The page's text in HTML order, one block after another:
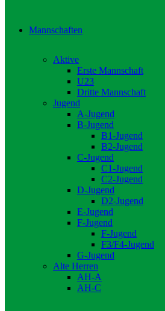
Mannschaften
Aktive
Erste Mannschaft
U23
Dritte Mannschaft
Jugend
A-Jugend
B-Jugend
B1-Jugend
B2-Jugend
C-Jugend
C1-Jugend
C2-Jugend
D-Jugend
D2-Jugend
E-Jugend
F-Jugend
F-Jugend
F3/F4-Jugend
G-Jugend
Alte Herren
AH-A
AH-C